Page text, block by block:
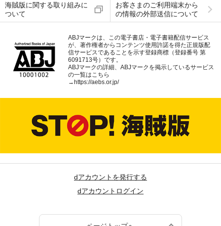
海賊版に関する取り組みに
ついて
お客さまのご利用端末から
の情報の外部送信について
ABJマークは、この電子書店・電子書籍配信サービス
が、著作権者からコンテンツ使用許諾を得た正規版配
信サービスであることを示す登録商標（登録番号 第
6091713号）です。
ABJマークの詳細、ABJマークを掲示しているサービス
の一覧はこちら
→https://aebs.or.jp/
dアカウントを発行する
dアカウントログイン